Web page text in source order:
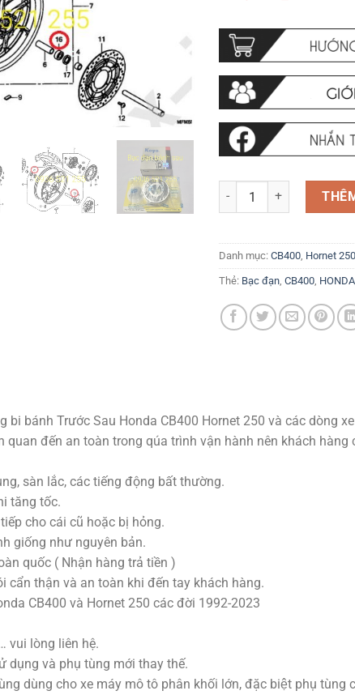
Bạc đạn bánh Trước Sau
Danh mục:CB400 Hornet 250
Thẻ: Bạc đạn ,CB400 HONDA
bi bánh Trước Sau Honda CB400 Hornet 250 và các dòng
quan đến an toàn trong qúa trình vận hành nên khách
sàn lắc, các tiếng động bất thường.
tăng tốc.
cho cái cũ hoặc bị hỏng.
giống như nguyên bản.
quốc ( Nhận hàng trả tiền )
cẩn thận và an toàn khi đến tay khách hàng.
CB400 và Hornet 250 các đời 1992-2023
vui lòng liên hệ.
dụng và phụ tùng mới thay thế.
dùng cho xe máy mô tô phân khối lớn, đặc biệt phụ tùng